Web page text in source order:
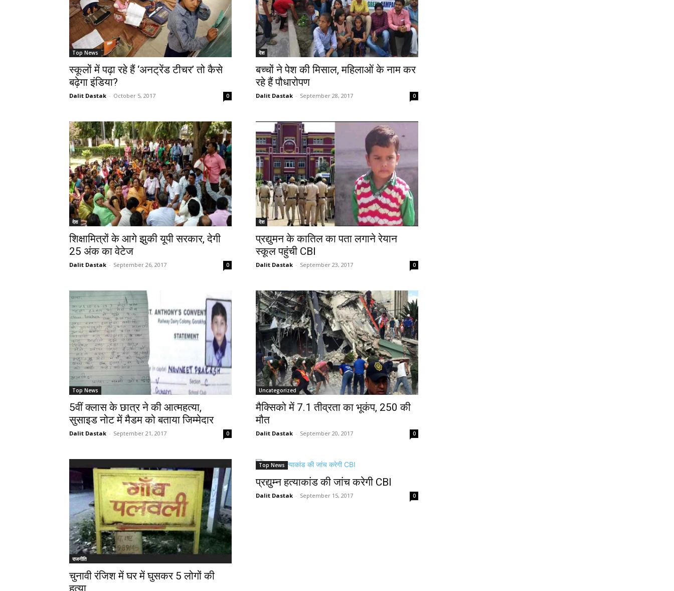
Top News
स्कूलों में पढ़ा रहे हैं ‘अनट्रेंड टीचर’ तो कैसे
बढ़ेगा इंडिया?
Dalit Dastak - October 5, 2017 0
देश
बच्चों ने पेश की मिसाल, महिलाओं के नाम कर
रहे हैं पौधारोपण
Dalit Dastak - September 28, 2017 0
देश
शिक्षामित्रों के आगे झुकी यूपी सरकार, देगी
25 अंक का वेटेज
Dalit Dastak - September 26, 2017 0
देश
प्रद्युमन के कातिल का पता लगाने रेयान
स्कूल पहुंची CBI
Dalit Dastak - September 23, 2017 0
Top News
5वीं क्लास के छात्र ने की आत्महत्या,
सुसाइड नोट में मैडम को बताया जिम्मेदार
Dalit Dastak - September 21, 2017 0
Uncategorized
मैक्सिको में 7.1 तीव्रता का भूकंप, 250 की
मौत
Dalit Dastak - September 20, 2017 0
राजनीति
चुनावी रंजिश में घर में घुसकर 5 लोगों की
हत्या
Top News
प्रद्युम्न हत्याकांड की जांच करेगी CBI
Dalit Dastak - September 15, 2017 0